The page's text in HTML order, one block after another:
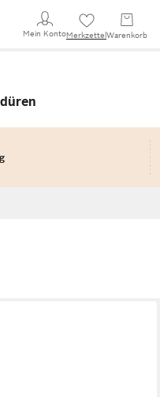
Mein KontoMerkzettel Warenkorb